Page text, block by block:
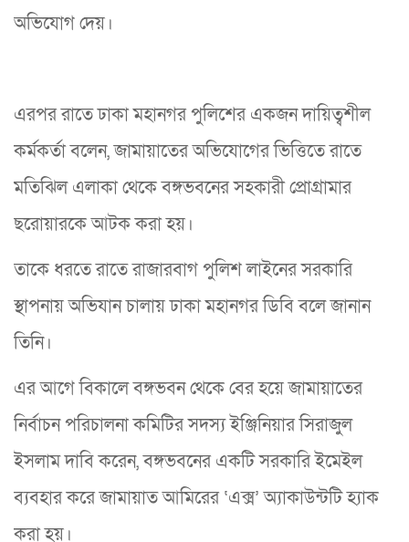
অভিযোগ দেয়।
এরপর রাতে ঢাকা মহানগর পুলিশের একজন দায়িত্বশীল
কর্মকর্তা বলেন, জামায়াতের অভিযোগের ভিত্তিতে রাতে
মতিঝিল এলাকা থেকে বঙ্গভবনের সহকারী প্রোগ্রামার
ছরোয়ারকে আটক করা হয়।
তাকে ধরতে রাতে রাজারবাগ পুলিশ লাইনের সরকারি
স্থাপনায় অভিযান চালায় ঢাকা মহানগর ডিবি বলে জানান
তিনি।
এর আগে বিকালে বঙ্গভবন থেকে বের হয়ে জামায়াতের
নির্বাচন পরিচালনা কমিটির সদস্য ইঞ্জিনিয়ার সিরাজুল
ইসলাম দাবি করেন, বঙ্গভবনের একটি সরকারি ইমেইল
ব্যবহার করে জামায়াত আমিরের ‘এক্স’ অ্যাকাউন্টটি হ্যাক
করা হয়।